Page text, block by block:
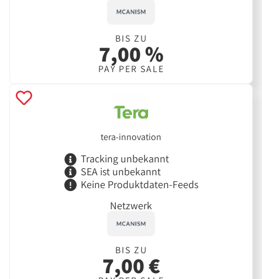
BIS ZU
7,00 %
PAY PER SALE
tera-innovation
Tracking unbekannt
SEA ist unbekannt
Keine Produktdaten-Feeds
Netzwerk
BIS ZU
7,00 €